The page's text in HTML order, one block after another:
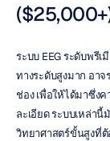
ระบบ EEG ระดับพรี
ทางระดับสูงมาก อา
ช่อง เพื่อให้ได้มาซึ่ง
ละเอียด ระบบเหล่า
วิทยาศาสตร์ขั้นสูงที่